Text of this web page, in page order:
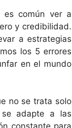
es común ver a
y credibilidad.
a estrategias
los 5 errores
en el mundo
no se trata solo
adapte a las